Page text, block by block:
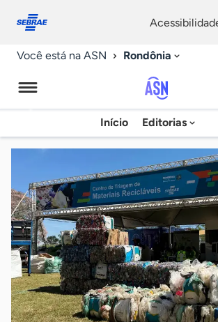
conosco
Você está na ASN Rondônia
Sebrae
de
Início Editorias